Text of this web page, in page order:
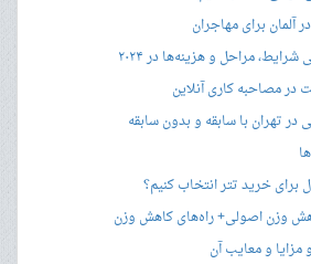
آلمان برای مهاجران
مراحل و هزینه‌ها در ۲۰۲۴
تهران با سابقه و بدون سابقه
خرید تتر انتخاب کنیم؟
وزن اصولی+ راه‌های کاهش وزن